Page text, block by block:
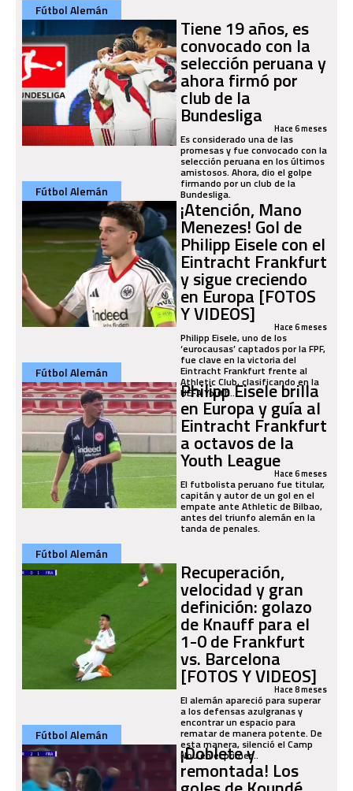
Fútbol Alemán
Tiene 19 años, es
convocado con la
selección peruana y
ahora firmó por
club de la
Bundesliga Hace 6 meses
Es considerado una de las
promesas y fue convocado con la
selección peruana en los últimos
amistosos. Ahora, dio el golpe
firmando por un club de la
Bundesliga.
Fútbol Alemán
¡Atención, Mano
Menezes! Gol de
Philipp Eisele con el
Eintracht Frankfurt
y sigue creciendo
en Europa [FOTOS
Y VIDEOS] Hace 6 meses
Philipp Eisele, uno de los
‘eurocausas’ captados por la FPF,
fue clave en la victoria del
Eintracht Frankfurt frente al
Athletic Club, clasificando en la
UEFA Youth...
Fútbol Alemán
Philipp Eisele brilla
en Europa y guía al
Eintracht Frankfurt
a octavos de la
Youth LeagueHace 6 meses
El futbolista peruano fue titular,
capitán y autor de un gol en el
empate ante Athletic de Bilbao,
antes del triunfo alemán en la
tanda de penales.
Fútbol Alemán
Recuperación,
velocidad y gran
definición: golazo
de Knauff para el
1-0 de Frankfurt
vs. Barcelona
[FOTOS Y VIDEOS]
Hace 8 meses
El alemán apareció para superar
a los defensas azulgranas y
encontrar un espacio para
rematar de manera potente. De
esta manera, silenció el Camp
Nou en el primer...
Fútbol Alemán
¡Doblete y
remontada! Los